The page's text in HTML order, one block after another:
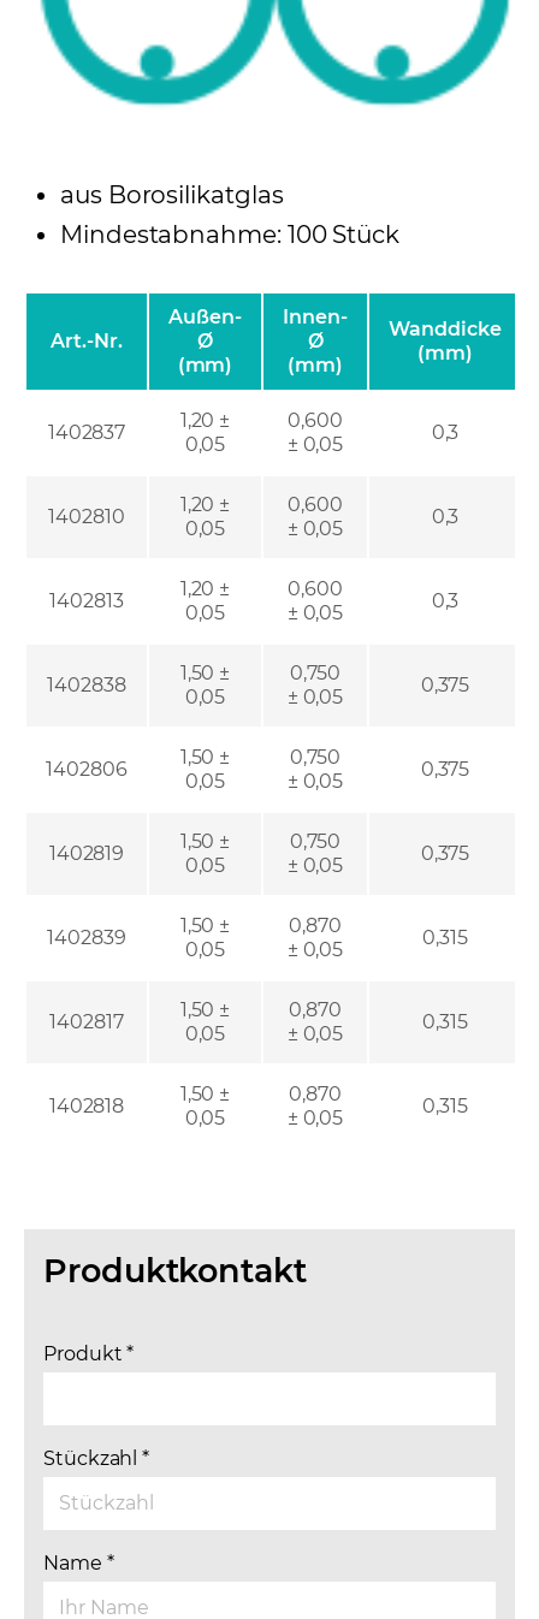
aus Borosilikatglas
Mindestabnahme: 100 Stück
Art.-Nr.
Außen-
Ø
(mm)
Innen-
Ø
(mm)
Wanddicke
(mm)
1402837
1,20 ±
0,05
0,600
± 0,05
0,3
1402810
1,20 ±
0,05
0,600
± 0,05
0,3
1402813
1,20 ±
0,05
0,600
± 0,05
0,3
1402838
1,50 ±
0,05
0,750
± 0,05
0,375
1402806
1,50 ±
0,05
0,750
± 0,05
0,375
1402819
1,50 ±
0,05
0,750
± 0,05
0,375
1402839
1,50 ±
0,05
0,870
± 0,05
0,315
1402817
1,50 ±
0,05
0,870
± 0,05
0,315
1402818
1,50 ±
0,05
0,870
± 0,05
0,315
Produktkontakt
Produkt*
Stückzahl*
Name *